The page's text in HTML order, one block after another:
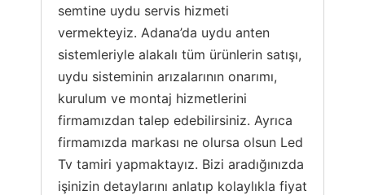
semtine uydu servis hizmeti
vermekteyiz. Adana’da uydu anten
sistemleriyle alakalı tüm ürünlerin satışı,
uydu sisteminin arızalarının onarımı,
kurulum ve montaj hizmetlerini
firmamızdan talep edebilirsiniz. Ayrıca
firmamızda markası ne olursa olsun Led
Tv tamiri yapmaktayız. Bizi aradığınızda
işinizin detaylarını anlatıp kolaylıkla fiyat